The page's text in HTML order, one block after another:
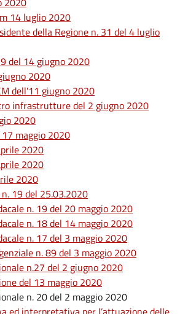
14 luglio 2020
della Regione n. 31 del 4 luglio
del 14 giugno 2020
2020
dell'11 giugno 2020
infrastrutture del 2 giugno 2020
2020
maggio 2020
2020
2020
2020
19 del 25.03.2020
n. 19 del 20 maggio 2020
n. 18 del 14 maggio 2020
n. 17 del 3 maggio 2020
n. 89 del 3 maggio 2020
n.27 del 2 giugno 2020
del 13 maggio 2020
n. 20 del 2 maggio 2020